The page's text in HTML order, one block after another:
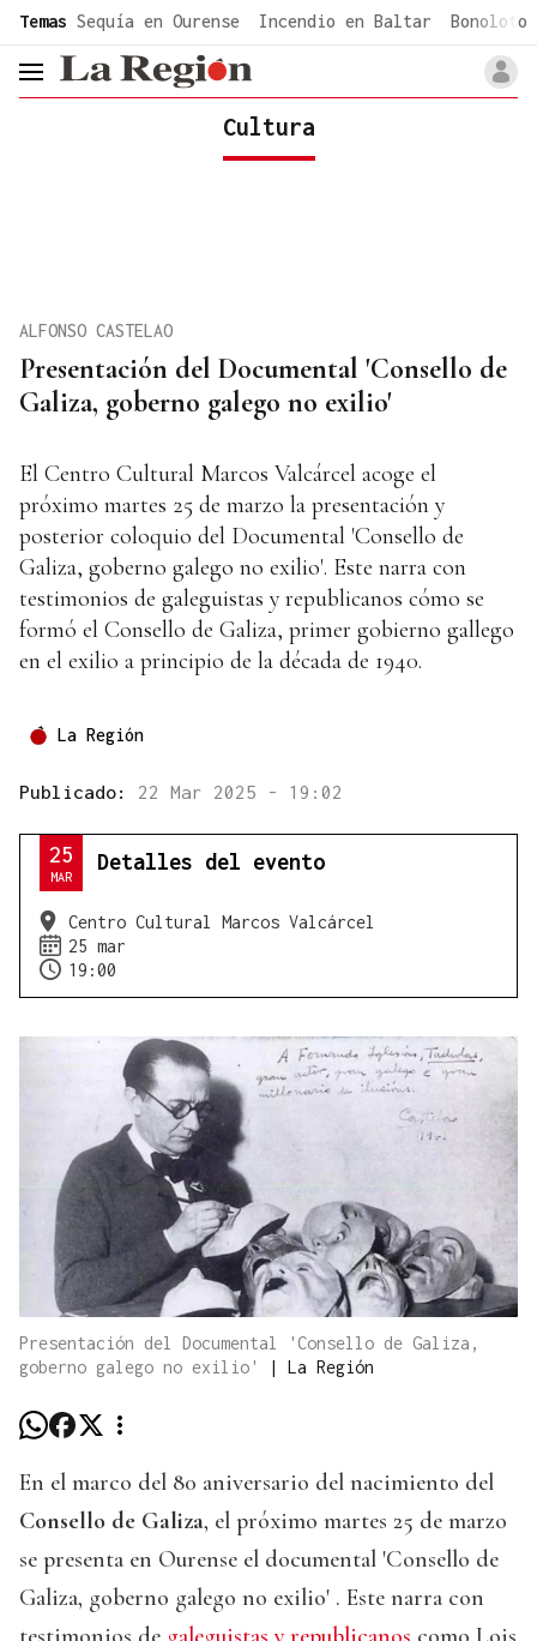
common.go-to-content
Temas Sequía en Ourense Incendio en Baltar Bonoloto
header.menu.open
Cultura
Presentación del Documental 'Consello de
Galiza, goberno galego no exilio'
ALFONSO CASTELAO
El Centro Cultural Marcos Valcárcel acoge el
próximo martes 25 de marzo la presentación y
posterior coloquio del Documental 'Consello de
Galiza, goberno galego no exilio'. Este narra con
testimonios de galeguistas y republicanos cómo se
formó el Consello de Galiza, primer gobierno gallego
en el exilio a principio de la década de 1940.
La Región
Publicado: 22 Mar 2025 - 19:02
25
MAR
Detalles del evento
Centro Cultural Marcos Valcárcel
25 mar
19:00
Presentación del Documental 'Consello de Galiza,
goberno galego no exilio'
| La Región
En el marco del 80 aniversario del nacimiento del
Consello de Galiza, el próximo martes 25 de marzo
se presenta en Ourense el documental 'Consello de
Galiza, goberno galego no exilio' . Este narra con